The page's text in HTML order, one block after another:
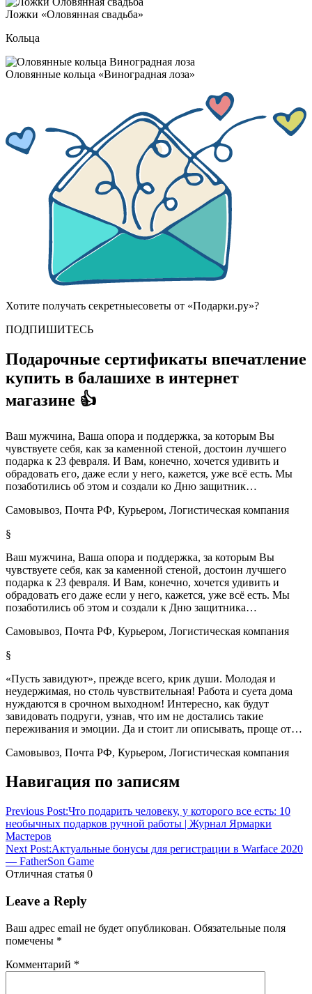
Лож­ки «Оло­вян­ная свадь­ба»
Кольца
Оло­вян­ные коль­ца «Виног­рад­ная ло­за»
Хотите получать секретныесоветы от «Подарки.ру»?
ПОДПИШИТЕСЬ
Подарочные сертификаты впечатление
купить в балашихе в интернет
магазине 👍
Ваш мужчина, Ваша опора и поддержка, за которым Вы
чувствуете себя, как за каменной стеной, достоин лучшего
подарка к 23 февраля. И Вам, конечно, хочется удивить и
обрадовать его, даже если у него, кажется, уже всё есть. Мы
позаботились об этом и создали ко Дню защитник…
Самовывоз, Почта РФ, Курьером, Логистическая компания
§
Ваш мужчина, Ваша опора и поддержка, за которым Вы
чувствуете себя, как за каменной стеной, достоин лучшего
подарка к 23 февраля. И Вам, конечно, хочется удивить и
обрадовать его даже если у него, кажется, уже всё есть. Мы
позаботились об этом и создали к Дню защитника…
Самовывоз, Почта РФ, Курьером, Логистическая компания
§
«Пусть завидуют», прежде всего, крик души. Молодая и
неудержимая, но столь чувствительная! Работа и суета дома
нуждаются в срочном выходном! Интересно, как будут
завидовать подруги, узнав, что им не достались такие
переживания и эмоции. Да и стоит ли описывать, проще от…
Самовывоз, Почта РФ, Курьером, Логистическая компания
купить
Подарочные
впечатлениеПодарочные
сертификаты
впечатление
недорого
в
Балашихе
Навигация по записям
Previous Post:Что подарить человеку, у которого все есть: 10
необычных подарков ручной работы | Журнал Ярмарки
Мастеров
Next Post:Актуальные бонусы для регистрации в Warface 2020
— FatherSon Game
Отличная статья 0
Leave a Reply
Ваш адрес email не будет опубликован. Обязательные поля
помечены *
Комментарий *